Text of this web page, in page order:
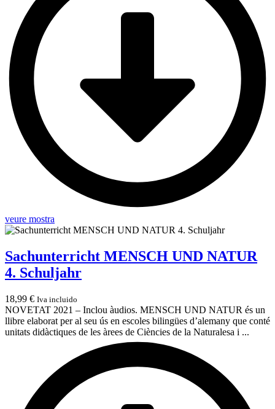
veure mostra
Sachunterricht MENSCH UND NATUR
4. Schuljahr
18,99 € Iva incluido
NOVETAT 2021 – Inclou àudios. MENSCH UND NATUR és un
llibre elaborat per al seu ús en escoles bilingües d’alemany que conté
unitats didàctiques de les àrees de Ciències de la Naturalesa i ...